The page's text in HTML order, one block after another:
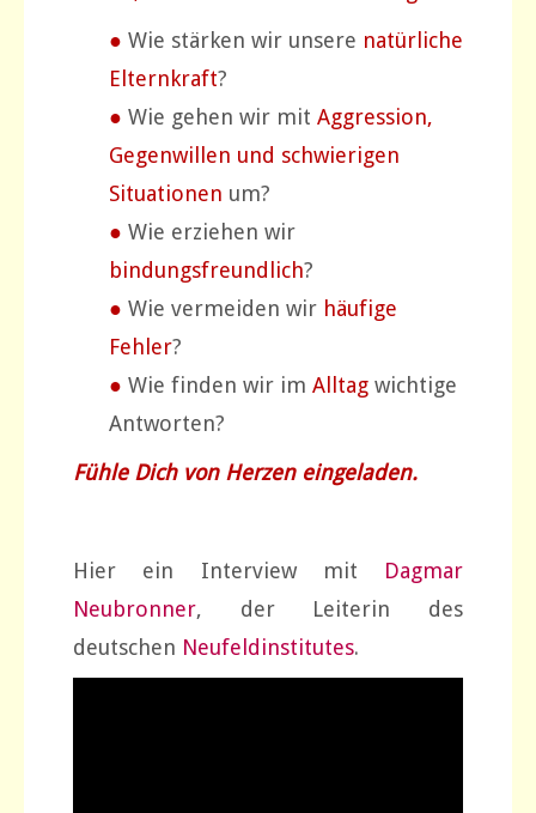
● Wie stärken wir unsere natürliche
Elternkraft?
● Wie gehen wir mit Aggression,
Gegenwillen und schwierigen
Situationen um?
● Wie erziehen wir
bindungsfreundlich?
● Wie vermeiden wir häufige
Fehler?
● Wie finden wir im Alltagwichtige
Antworten?
Fühle Dich von Herzen eingeladen.
Hier ein Interview mit Dagmar
Neubronner, der Leiterin des
deutschen Neufeldinstitutes.